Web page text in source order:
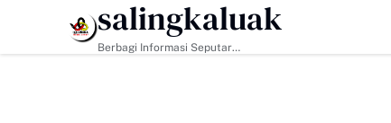
HEADLINETMMD ke-129 Kodim 0306/50 Kota Pacu
salingkaluak
Berbagi Informasi Seputar